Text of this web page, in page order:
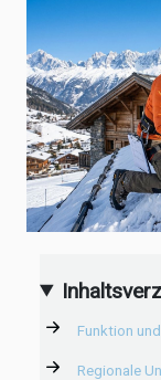
Funktion
Regionale